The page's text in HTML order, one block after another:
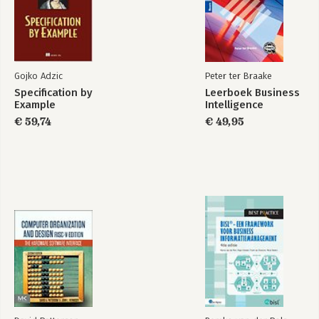
Postcodediscriminatie
Platformkoerier is de nieuwe koffieboer
De wereld-als-een-service
BIG TECH
Bepaalt Alphabet ons alfabet?
Megalomaan
Een fooi van vijf miljard
Een sociopaat met een sociaal platform
ETHIEK & PRIVACY
Big Tech en de zeven hoofdzonden I
Big Tech en de zeven hoofdzonden II
Eerst het vreten, dan de moraal
Ethiek in de snelkookpan
Toezicht onder de huid
Gojko Adzic
Specification by
Example
€ 59,74
Peter ter Braake
Leerboek Business
Intelligence
€ 49,95